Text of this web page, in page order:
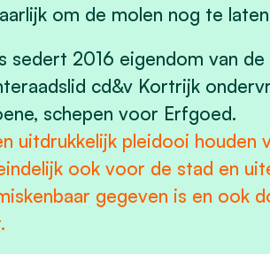
om de molen nog te
sedert 2016 eigendom van
cd&v Kortrijk
schepen voor Erfgoed.
uitdrukkelijk pleidooi houden
ook voor de stad en
gegeven is en ook